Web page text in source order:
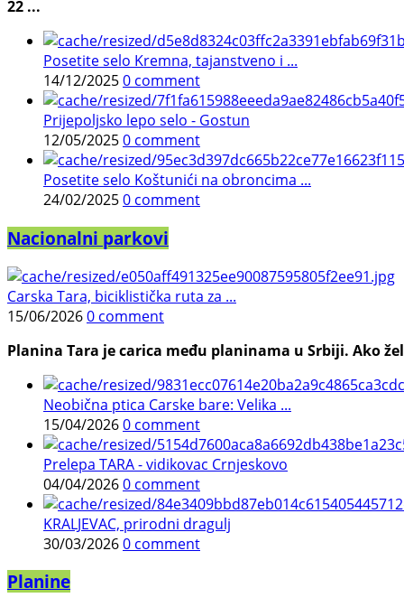
22 ...
Posetite selo Kremna, tajanstveno i ...
14/12/20250 comment
Prijepoljsko lepo selo - Gostun
12/05/20250 comment
Posetite selo Koštunići na obroncima ...
24/02/20250 comment
Nacionalni parkovi
Carska Tara, biciklistička ruta za ...
15/06/20260 comment
Planina Tara je carica među planinama u Srbiji. Ako
Neobična ptica Carske bare: Velika ...
15/04/20260 comment
Prelepa TARA - vidikovac Crnjeskovo
04/04/20260 comment
KRALJEVAC, prirodni dragulj
30/03/20260 comment
Planine